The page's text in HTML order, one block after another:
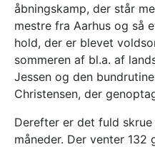
åbningskamp, der står
mestre fra Aarhus og så
hold, der er blevet
sommeren af bl.a. af
Jessen og den
Christensen, der
Derefter er det fuld
måneder. Der venter 132